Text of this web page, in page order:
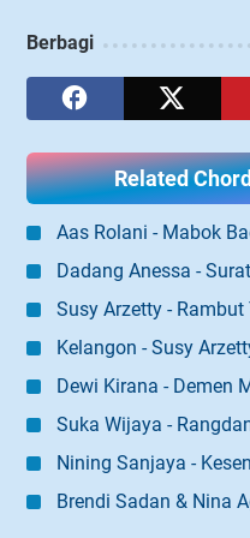
Berbagi
Related
Aas Rolani - Mabok
Dadang Anessa -
Susy Arzetty - Rambut
Kelangon - Susy
Dewi Kirana - Demen
Suka Wijaya -
Nining Sanjaya -
Brendi Sadan & Nina